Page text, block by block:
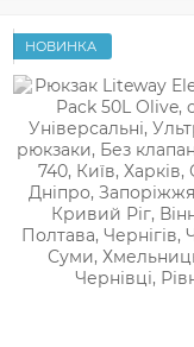
НОВИНКА